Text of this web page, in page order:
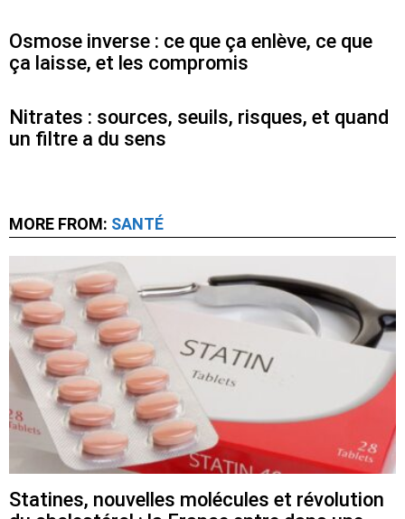
Osmose inverse : ce que ça enlève, ce que
ça laisse, et les compromis
Nitrates : sources, seuils, risques, et quand
un filtre a du sens
MORE FROM: SANTÉ
Statines, nouvelles molécules et révolution